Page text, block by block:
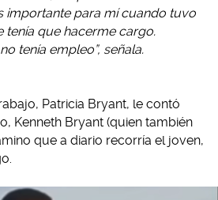
importante para mí cuando tuvo
tenía que hacerme cargo.
tenía empleo”, señala.
Patricia Bryant, le contó
Kenneth Bryant (quien también
que a diario recorría el joven,